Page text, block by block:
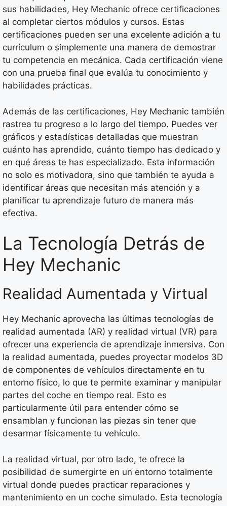
sus habilidades, Hey Mechanic ofrece certificaciones
al completar ciertos módulos y cursos. Estas
certificaciones pueden ser una excelente adición a tu
currículum o simplemente una manera de demostrar
tu competencia en mecánica. Cada certificación viene
con una prueba final que evalúa tu conocimiento y
habilidades prácticas.
Además de las certificaciones, Hey Mechanic también
rastrea tu progreso a lo largo del tiempo. Puedes ver
gráficos y estadísticas detalladas que muestran
cuánto has aprendido, cuánto tiempo has dedicado y
en qué áreas te has especializado. Esta información
no solo es motivadora, sino que también te ayuda a
identificar áreas que necesitan más atención y a
planificar tu aprendizaje futuro de manera más
efectiva.
La Tecnología Detrás de
Hey Mechanic
Realidad Aumentada y Virtual
Hey Mechanic aprovecha las últimas tecnologías de
realidad aumentada (AR) y realidad virtual (VR) para
ofrecer una experiencia de aprendizaje inmersiva. Con
la realidad aumentada, puedes proyectar modelos 3D
de componentes de vehículos directamente en tu
entorno físico, lo que te permite examinar y manipular
partes del coche en tiempo real. Esto es
particularmente útil para entender cómo se
ensamblan y funcionan las piezas sin tener que
desarmar físicamente tu vehículo.
La realidad virtual, por otro lado, te ofrece la
posibilidad de sumergirte en un entorno totalmente
virtual donde puedes practicar reparaciones y
mantenimiento en un coche simulado. Esta tecnología